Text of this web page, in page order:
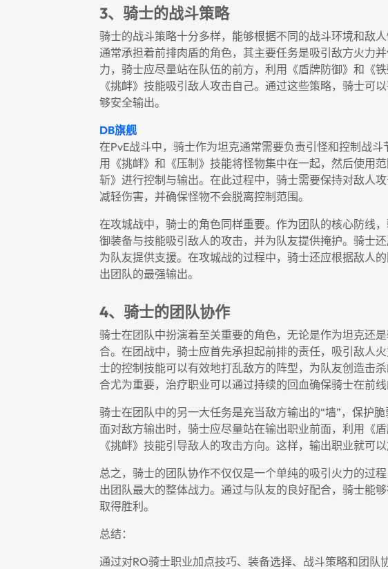
3、骑士的战斗策略
骑士的战斗策略十分多样，能够根据不同的战斗环境和敌
通常承担着前排肉盾的角色，其主要任务是吸引敌方火力
力，骑士应尽量站在队伍的前方，利用《盾牌防御》和《
《挑衅》技能吸引敌人攻击自己。通过这些策略，骑士可
够安全输出。
DB旗舰
在PvE战斗中，骑士作为坦克通常需要负责引怪和控制战
用《挑衅》和《压制》技能将怪物集中在一起，然后使用
斩》进行控制与输出。在此过程中，骑士需要保持对敌人
减轻伤害，并确保怪物不会脱离控制范围。
在攻城战中，骑士的角色同样重要。作为团队的核心防线
御装备与技能吸引敌人的攻击，并为队友提供掩护。骑士
为队友提供支援。在攻城战的过程中，骑士还应根据敌人
出团队的最强输出。
4、骑士的团队协作
骑士在团队中扮演着至关重要的角色，无论是作为坦克还
合。在团战中，骑士应首先承担起前排的责任，吸引敌人
士的控制技能可以有效地打乱敌方的阵型，为队友创造击
合尤为重要，治疗职业可以通过持续的回血确保骑士在前线
骑士在团队中的另一大任务是充当敌方输出的“墙”，保护
面对敌方输出时，骑士应尽量站在输出职业前面，利用《
《挑衅》技能引导敌人的攻击方向。这样，输出职业就可
总之，骑士的团队协作不仅仅是一个单纯的吸引火力的过
出团队最大的整体战力。通过与队友的良好配合，骑士能
取得胜利。
总结：
通过对RO骑士职业加点技巧、装备选择、战斗策略和团队